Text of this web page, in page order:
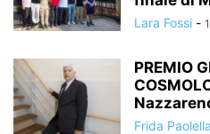
Lara Fossi -
PREMIO
Frida Paolella